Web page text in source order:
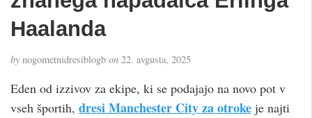
g
n
Haalanda
by nogometnidresiblogb on 22. avgusta, 2025
Eden od izzivov za ekipe, ki se podajajo na novo pot v
vseh športih, dresi Manchester City za otroke je najti